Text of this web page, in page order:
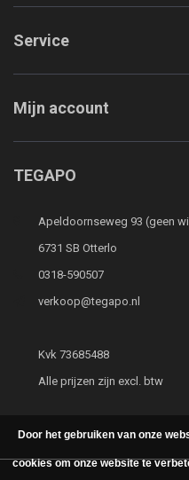
Service
Mijn account
TEGAPO
Apeldoornseweg 93 (geen
6731 SB Otterlo
0318-590507
verkoop@tegapo.nl
Kvk 73685488
Alle prijzen zijn excl. btw
Door het gebruiken van onze
cookies om onze website te